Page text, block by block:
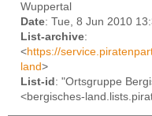
Wuppertal
Date: Tue, 8 Jun 2010
List-archive:
<https://
land>
List-id : "Ortsgruppe
<bergisches-